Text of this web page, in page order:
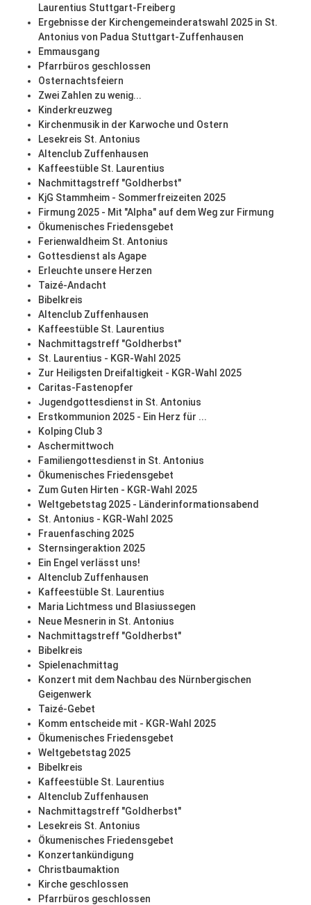
Laurentius Stuttgart-Freiberg
Ergebnisse der Kirchengemeinderatswahl 2025 in St.
Antonius von Padua Stuttgart-Zuffenhausen
Emmausgang
Pfarrbüros geschlossen
Osternachtsfeiern
Zwei Zahlen zu wenig...
Kinderkreuzweg
Kirchenmusik in der Karwoche und Ostern
Lesekreis St. Antonius
Altenclub Zuffenhausen
Kaffeestüble St. Laurentius
Nachmittagstreff "Goldherbst"
KjG Stammheim - Sommerfreizeiten 2025
Firmung 2025 - Mit "Alpha" auf dem Weg zur Firmung
Ökumenisches Friedensgebet
Ferienwaldheim St. Antonius
Gottesdienst als Agape
Erleuchte unsere Herzen
Taizé-Andacht
Bibelkreis
Altenclub Zuffenhausen
Kaffeestüble St. Laurentius
Nachmittagstreff "Goldherbst"
St. Laurentius - KGR-Wahl 2025
Zur Heiligsten Dreifaltigkeit - KGR-Wahl 2025
Caritas-Fastenopfer
Jugendgottesdienst in St. Antonius
Erstkommunion 2025 - Ein Herz für ...
Kolping Club 3
Aschermittwoch
Familiengottesdienst in St. Antonius
Ökumenisches Friedensgebet
Zum Guten Hirten - KGR-Wahl 2025
Weltgebetstag 2025 - Länderinformationsabend
St. Antonius - KGR-Wahl 2025
Frauenfasching 2025
Sternsingeraktion 2025
Ein Engel verlässt uns!
Altenclub Zuffenhausen
Kaffeestüble St. Laurentius
Maria Lichtmess und Blasiussegen
Neue Mesnerin in St. Antonius
Nachmittagstreff "Goldherbst"
Bibelkreis
Spielenachmittag
Konzert mit dem Nachbau des Nürnbergischen
Geigenwerk
Taizé-Gebet
Komm entscheide mit - KGR-Wahl 2025
Ökumenisches Friedensgebet
Weltgebetstag 2025
Bibelkreis
Kaffeestüble St. Laurentius
Altenclub Zuffenhausen
Nachmittagstreff "Goldherbst"
Lesekreis St. Antonius
Ökumenisches Friedensgebet
Konzertankündigung
Christbaumaktion
Kirche geschlossen
Pfarrbüros geschlossen